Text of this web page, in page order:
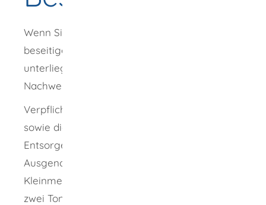
Wenn Sie gefährliche Abfälle verwerten,
beseitigen, sammeln oder befördern,
unterliegt dies einem abfallrechtlichen
Nachweisverfahren.
Verpflichtet hierzu sind die Abfallerzeuger
sowie die Besitzer, Beförderer, Sammler und
Entsorger gefährlicher Abfälle.
Ausgenommen sind private Haushalte und
Kleinmengenerzeuger, die nicht mehr als
zwei Tonnen gefährliche Abfälle im Jahr